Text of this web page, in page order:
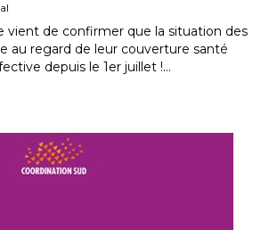
vient de confirmer que la situation des
au regard de leur couverture santé
depuis le 1er juillet !…